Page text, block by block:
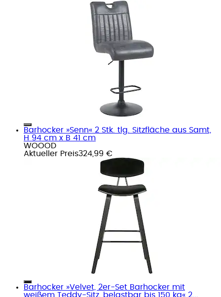
Barhocker »Senn« 2 Stk. tlg. Sitzfläche aus Samt,
H 94 cm x B 41 cm
WOOOD
Aktueller Preis324,99 €
Barhocker »Velvet, 2er-Set Barhocker mit
weißem Teddy-Sitz, belastbar bis 150 kg« 2...